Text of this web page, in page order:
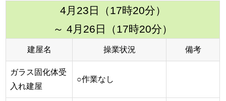
4月23日（17時20分）
～ 4月26日（17時20分）
建屋名 操業状況 備考
ガラス固化体受
入れ建屋
○作業なし